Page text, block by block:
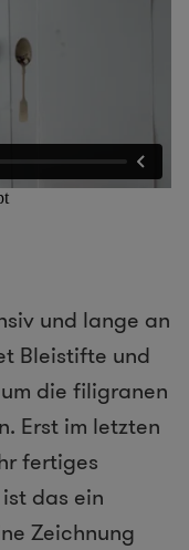
und lange an
Bleistifte und
die filigranen
Erst im letzten
fertiges
das ein
Zeichnung